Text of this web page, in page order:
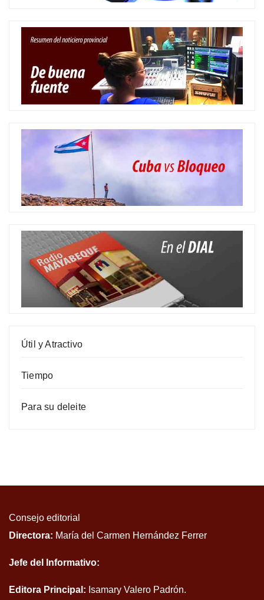
Útil y Atractivo
Tiempo
Para su deleite
Consejo editorial
Directora: María del Carmen Hernández Ferrer
Jefe del Informativo:
Editora Principal: Isamary Valero Padrón.